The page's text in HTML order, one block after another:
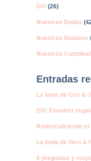
DIY (26)
Nuestras Bodas
Nuestros Bautizos
Nuestros
Entradas
La boda de Cris &
DIY: Envolver
Redescubriendo
La boda de Vero &
8 preguntas y